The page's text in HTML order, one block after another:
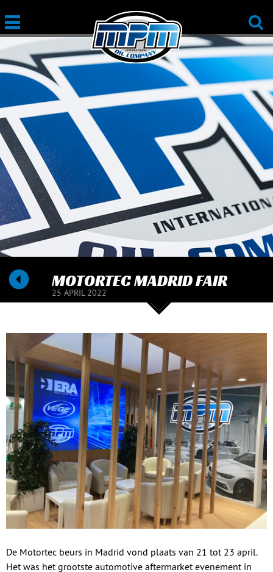
MOTORTEC MADRID FAIR
25 APRIL 2022
De Motortec beurs in Madrid vond plaats van 21 tot 23 april.
Het was het grootste automotive aftermarket evenement in